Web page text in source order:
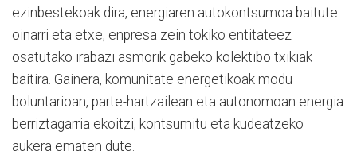
ezinbestekoak dira, energiaren autokontsumoa baitute
oinarri eta etxe, enpresa zein tokiko entitateez
osatutako irabazi asmorik gabeko kolektibo txikiak
baitira. Gainera, komunitate energetikoak modu
boluntarioan, parte-hartzailean eta autonomoan energia
berriztagarria ekoitzi, kontsumitu eta kudeatzeko
aukera ematen dute.